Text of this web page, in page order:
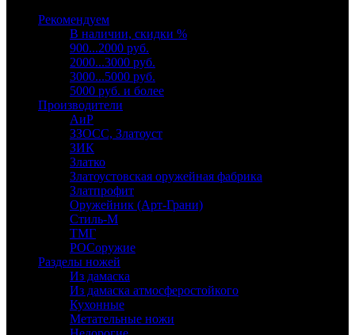
Рекомендуем
В наличии, скидки %
900...2000 руб.
2000...3000 руб.
3000...5000 руб.
5000 руб. и более
Производители
АиР
ЗЗОСС, Златоуст
ЗИК
Златко
Златоустовская оружейная фабрика
Златпрофит
Оружейник (Арт-Грани)
Стиль-М
ТМГ
РОСоружие
Разделы ножей
Из дамаска
Из дамаска атмосферостойкого
Кухонные
Метательные ножи